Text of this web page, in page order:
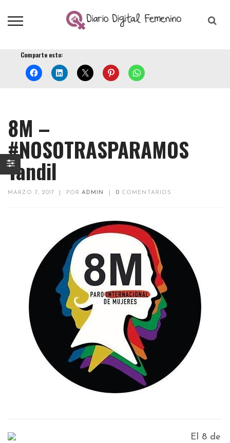
Comparte esto:
8M –
#NOSOTRASPARAMOS
Tandil
MARZO 7, 2017 PORADMIN 0 COMENTARIOS
El 8 de